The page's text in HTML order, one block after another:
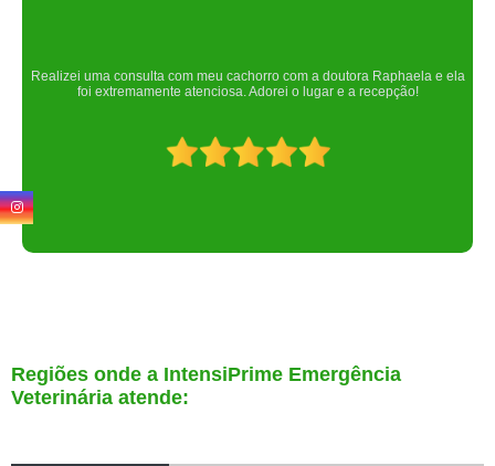
Um lugar maravilhoso. Sempre serei grata pelo que fizeram por nós!
Regiões onde a IntensiPrime Emergência
Veterinária atende: